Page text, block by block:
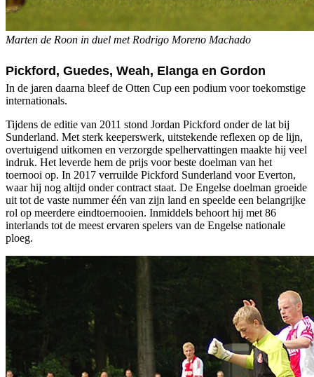
Marten de Roon in duel met Rodrigo Moreno Machado
Pickford, Guedes, Weah, Elanga en Gordon
In de jaren daarna bleef de Otten Cup een podium voor toekomstige
internationals.
Tijdens de editie van 2011 stond Jordan Pickford onder de lat bij
Sunderland. Met sterk keeperswerk, uitstekende reflexen op de lijn,
overtuigend uitkomen en verzorgde spelhervattingen maakte hij veel
indruk. Het leverde hem de prijs voor beste doelman van het
toernooi op. In 2017 verruilde Pickford Sunderland voor Everton,
waar hij nog altijd onder contract staat. De Engelse doelman groeide
uit tot de vaste nummer één van zijn land en speelde een belangrijke
rol op meerdere eindtoernooien. Inmiddels behoort hij met 86
interlands tot de meest ervaren spelers van de Engelse nationale
ploeg.